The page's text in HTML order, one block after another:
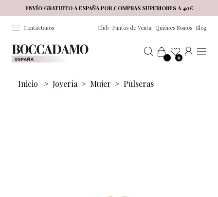
Salta al contenuto principale
ENVÍO GRATUITO A ESPAÑA POR COMPRAS SUPERIORES A 40€
Contáctanos Club Puntos de Venta Quiénes Somos Blog
0
Inicio > Joyería > Mujer > Pulseras